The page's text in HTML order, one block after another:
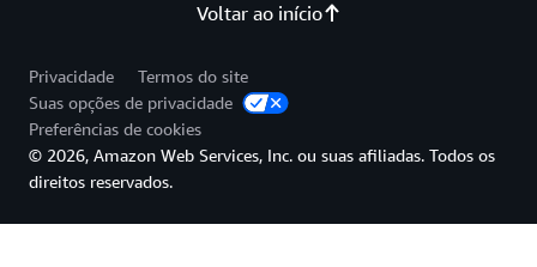
Voltar ao início
Privacidade
Termos do site
Suas opções de privacidade
Preferências de cookies
© 2026, Amazon Web Services, Inc. ou suas afiliadas. Todos os
direitos reservados.